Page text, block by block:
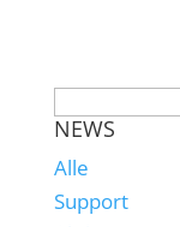
NEWS
Alle
Support